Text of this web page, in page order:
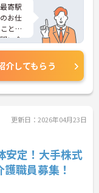
寄駅
お仕
とが
い合
介してもらう
更新日：2026年04月23日
安定！大手株式
職員募集！